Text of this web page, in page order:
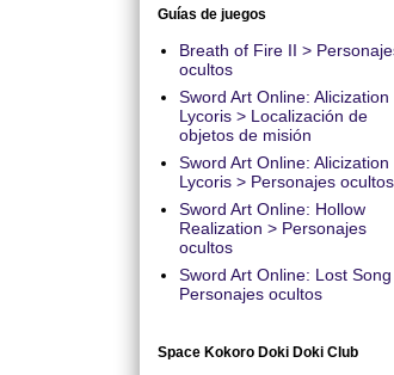
Guías de juegos
Breath of Fire II >
ocultos
Sword Art Online: Alicization
Lycoris > Localización de
objetos de misión
Sword Art Online: Alicization
Lycoris > Personajes ocultos
Sword Art Online: Hollow
Realization > Personajes
ocultos
Sword Art Online: Lost Song
Personajes ocultos
Space Kokoro Doki Doki Club